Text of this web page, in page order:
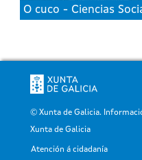
O cuco - Ciencias
© Xunta de Galicia.
Xunta de Galicia
Pé
Atención á cidadanía